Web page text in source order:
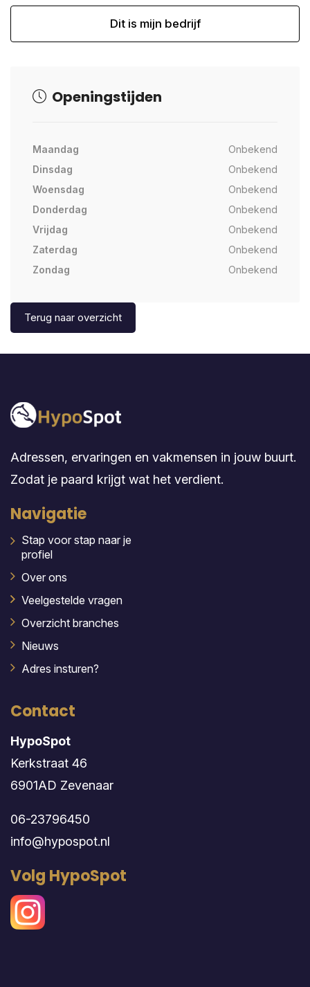
Dit is mijn bedrijf
Openingstijden
Maandag
Onbekend
Dinsdag
Onbekend
Woensdag
Onbekend
Donderdag
Onbekend
Vrijdag
Onbekend
Zaterdag
Onbekend
Zondag
Onbekend
Terug naar overzicht
Adressen, ervaringen en vakmensen in jouw buurt.
Zodat je paard krijgt wat het verdient.
Navigatie
Stap voor stap naar je
profiel
Over ons
Veelgestelde vragen
Overzicht branches
Nieuws
Adres insturen?
Contact
HypoSpot
Kerkstraat 46
6901AD Zevenaar
06-23796450
info@hypospot.nl
Volg HypoSpot